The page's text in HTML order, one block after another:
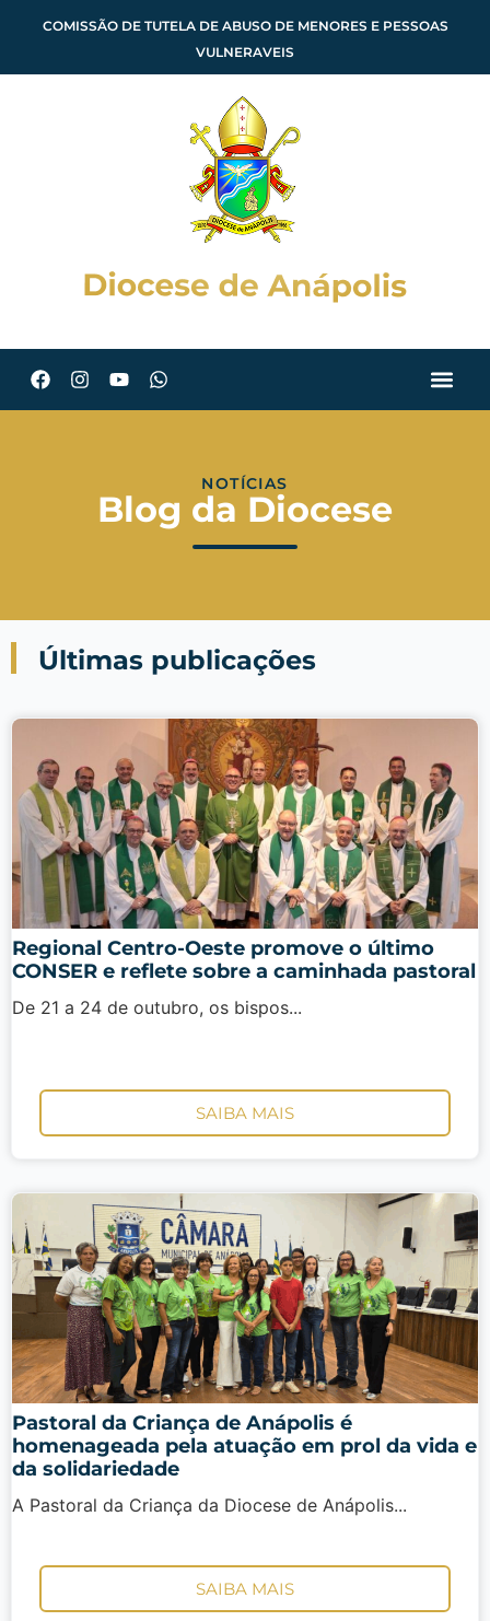
COMISSÃO DE TUTELA DE ABUSO DE MENORES E PESSOAS
VULNERAVEIS
NOTÍCIAS
Blog da Diocese
Últimas publicações
Regional Centro-Oeste promove o último
CONSER e reflete sobre a caminhada pastoral
De 21 a 24 de outubro, os bispos...
SAIBA MAIS
Pastoral da Criança de Anápolis é
homenageada pela atuação em prol da vida e
da solidariedade
A Pastoral da Criança da Diocese de Anápolis...
SAIBA MAIS